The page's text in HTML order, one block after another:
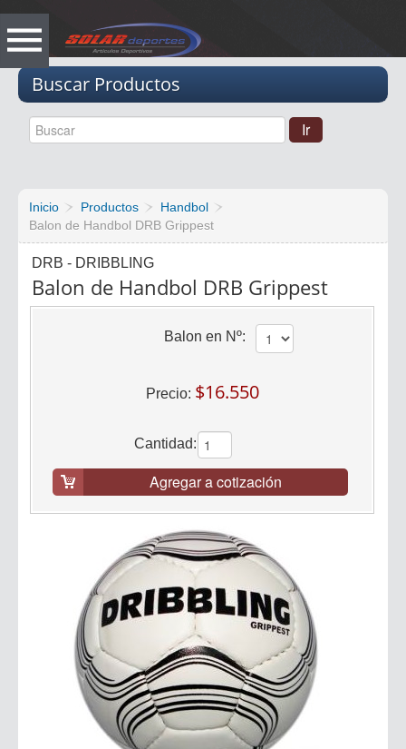
Buscar Productos
Inicio Productos
Handbol
Balon de Handbol DRB Grippest
DRB - DRIBBLING
Balon de Handbol DRB Grippest
Balon en Nº:
Precio: $16.550
Cantidad:
Agregar a cotización